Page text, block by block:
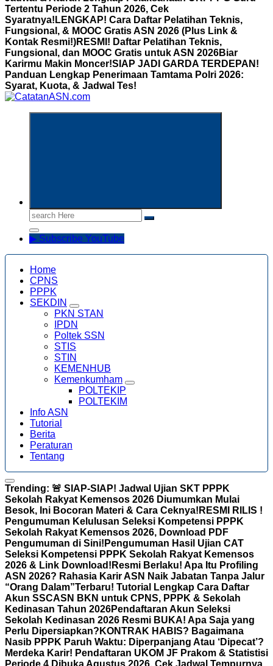
Tertentu Periode 2 Tahun 2026, Cek
Syaratnya! LENGKAP! Cara Daftar Pelatihan Teknis,
Fungsional, & MOOC Gratis ASN 2026 (Plus Link &
Kontak Resmi!)RESMI! Daftar Pelatihan Teknis,
Fungsional, dan MOOC Gratis untuk ASN 2026Biar
Karirmu Makin Moncer!SIAP JADI GARDA TERDEPAN!
Panduan Lengkap Penerimaan Tamtama Polri 2026:
Syarat, Kuota, & Jadwal Tes!
Search
for:
▶ Subscribe YouTube
Home
CPNS
PPPK
SEKDIN
PKN STAN
IPDN
Poltek SSN
STIS
STIN
KEMENHUB
Kemenkumham
POLTEKIP
POLTEKIM
Info ASN
Tutorial
Berita
Peraturan
Tentang
Trending: 🚨 SIAP-SIAP! Jadwal Ujian SKT PPPK
Sekolah Rakyat Kemensos 2026 Diumumkan Mulai
Besok, Ini Bocoran Materi & Cara Ceknya! RESMI RILIS !
Pengumuman Kelulusan Seleksi Kompetensi PPPK
Sekolah Rakyat Kemensos 2026, Download PDF
Pengumuman di Sini! Pengumuman Hasil Ujian CAT
Seleksi Kompetensi PPPK Sekolah Rakyat Kemensos
2026 & Link Download! Resmi Berlaku! Apa Itu Profiling
ASN 2026? Rahasia Karir ASN Naik Jabatan Tanpa Jalur
“Orang Dalam”Terbaru! Tutorial Lengkap Cara Daftar
Akun SSCASN BKN untuk CPNS, PPPK & Sekolah
Kedinasan Tahun 2026Pendaftaran Akun Seleksi
Sekolah Kedinasan 2026 Resmi BUKA! Apa Saja yang
Perlu Dipersiapkan? KONTRAK HABIS? Bagaimana
Nasib PPPK Paruh Waktu: Diperpanjang Atau ‘Dipecat’?
Merdeka Karir! Pendaftaran UKOM JF Prakom & Statistisi
Periode 4 Dibuka Agustus 2026. Cek Jadwal Tempurnya